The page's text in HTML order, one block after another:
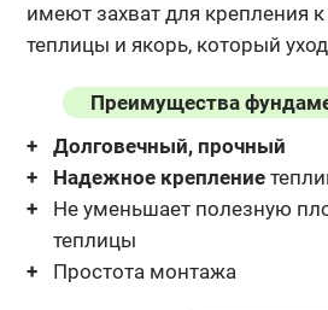
имеют захват для крепления
теплицы и якорь, который
Преимущества
Долговечный, прочный
Надежное крепление
Не уменьшает полезную
теплицы
Простота монтажа